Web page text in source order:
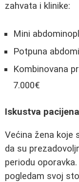
zahvata i klinike:
Mini
Potpuna
Kombinovana
7.000€
Iskustva
Većina žena koje
da su
periodu
pogledam svoj